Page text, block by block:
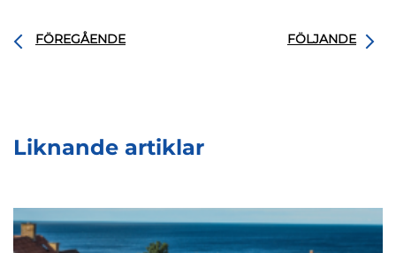
FÖREGÅENDE FÖLJANDE
Liknande artiklar